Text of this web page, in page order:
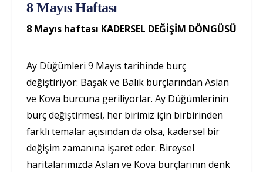
8 Mayıs Haftası
8 Mayıs haftası KADERSEL DEĞİŞİM DÖNGÜSÜ
Ay Düğümleri 9 Mayıs tarihinde burç
değiştiriyor: Başak ve Balık burçlarından Aslan
ve Kova burcuna geriliyorlar. Ay Düğümlerinin
burç değiştirmesi, her birimiz için birbirinden
farklı temalar açısından da olsa, kadersel bir
değişim zamanına işaret eder. Bireysel
haritalarımızda Aslan ve Kova burçlarının denk